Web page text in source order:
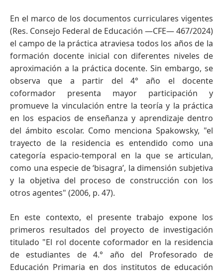
En el marco de los documentos curriculares vigentes
(Res. Consejo Federal de Educación —CFE— 467/2024)
el campo de la práctica atraviesa todos los años de la
formación docente inicial con diferentes niveles de
aproximación a la práctica docente. Sin embargo, se
observa que a partir del 4° año el docente
coformador presenta mayor participación y
promueve la vinculación entre la teoría y la práctica
en los espacios de enseñanza y aprendizaje dentro
del ámbito escolar. Como menciona Spakowsky, "el
trayecto de la residencia es entendido como una
categoría espacio-temporal en la que se articulan,
como una especie de ‘bisagra’, la dimensión subjetiva
y la objetiva del proceso de construcción con los
otros agentes" (2006, p. 47).
En este contexto, el presente trabajo expone los
primeros resultados del proyecto de investigación
titulado "El rol docente coformador en la residencia
de estudiantes de 4.° año del Profesorado de
Educación Primaria en dos institutos de educación